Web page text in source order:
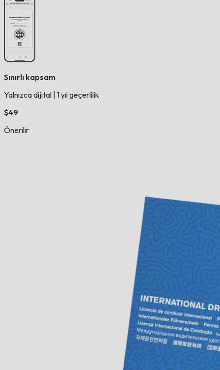
Sınırlı kapsam
Yalnızca dijital 1 yıl geçerlilik
$49
Önerilir